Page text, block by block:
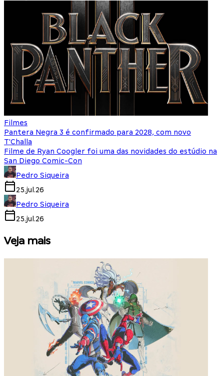
Filmes
Pantera Negra 3 é confirmado para 2028, com novo
T'Challa
Filme de Ryan Coogler foi uma das novidades do estúdio na
San Diego Comic-Con
Pedro Siqueira
25.jul.26
Pedro Siqueira
25.jul.26
Veja mais